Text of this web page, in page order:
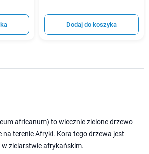
Dodaj do koszyka
africanum) to wiecznie zielone drzewo
terenie Afryki. Kora tego drzewa jest
zielarstwie afrykańskim.